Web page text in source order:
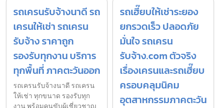
รถเครนรับจ้างนาดี รถ
เครนให้เช่า รถเครน
รับจ้าง ราคาถูก
รองรับทุกงาน บริการ
ทุกพื้นที่ ภาคตะวันออก
รถเครนรับจ้างนาดี รถเครน
ให้เช่า ทุกขนาด รองรับทุก
รถเฮี๊ยบให้เช่าระยอง
ยกรวดเร็ว ปลอดภัย
มั่นใจ รถเครน
รับจ้าง.com ตัวจริง
เรื่องเครนและรถเฮี๊ยบ
ครอบคลุมนิคม
อุตสาหกรรมภาคตะวัน